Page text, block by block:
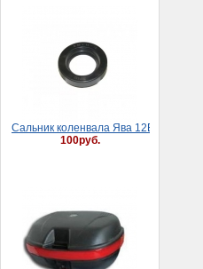
Сaльник коленвaлa Явa 12В (30*52*8)
100руб.